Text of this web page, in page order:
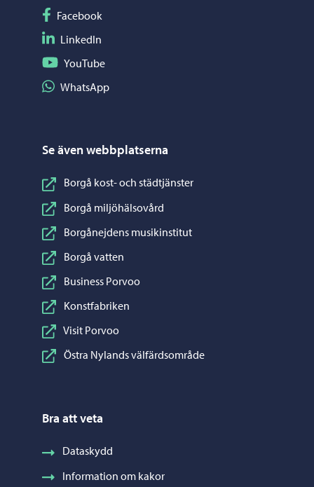
Följ på Facebook
Facebook
Följ på LinkedIn
LinkedIn
Följ på YouTube
YouTube
Dela på WhatsApp
WhatsApp
Se även webbplatserna
Borgå kost- och städtjänster
Borgå miljöhälsovård
Borgånejdens musikinstitut
Borgå vatten
Business Porvoo
Konstfabriken
Visit Porvoo
Östra Nylands välfärdsområde
Bra att veta
Dataskydd
Information om kakor